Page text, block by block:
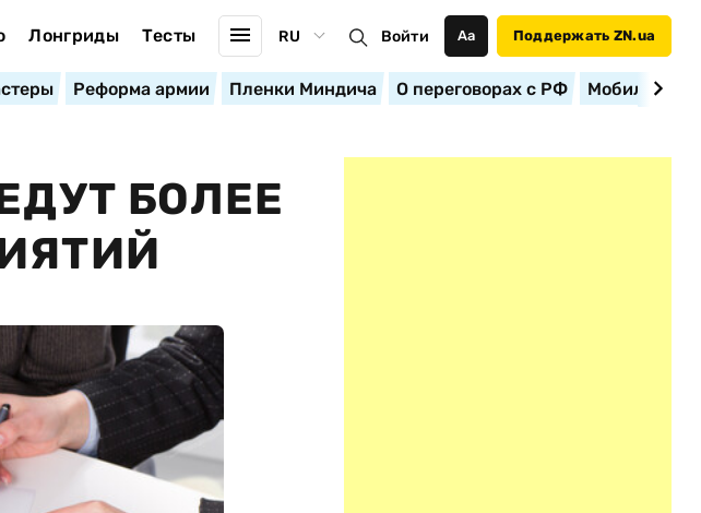
Лонгриды Тесты RU Войти Аа Поддержать ZN.ua
Реформа армии Пленки Миндича О переговорах с РФ
БОЛЕЕ